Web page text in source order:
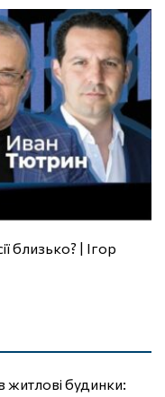
житлові будинки: